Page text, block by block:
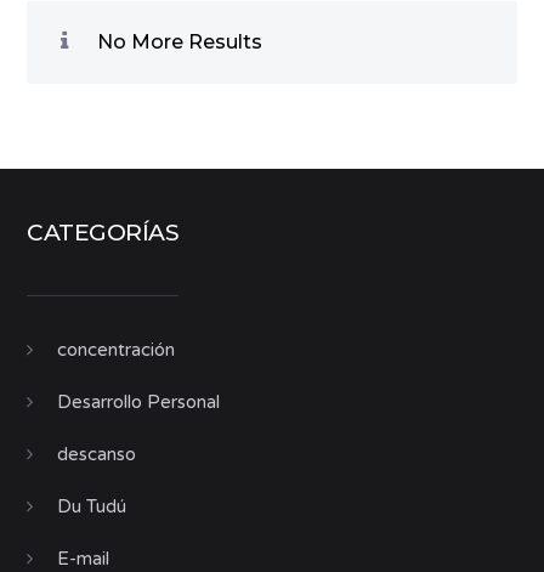
No More Results
CATEGORÍAS
concentración
Desarrollo Personal
descanso
Du Tudú
E-mail